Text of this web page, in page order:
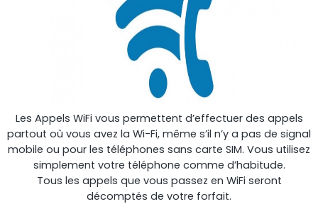
RouterAmp
Les Appels WiFi vous permettent d’effectuer des appels
partout où vous avez la Wi-Fi, même s’il n’y a pas de signal
mobile ou pour les téléphones sans carte SIM. Vous utilisez
simplement votre téléphone comme d’habitude.
Tous les appels que vous passez en WiFi seront
décomptés de votre forfait.